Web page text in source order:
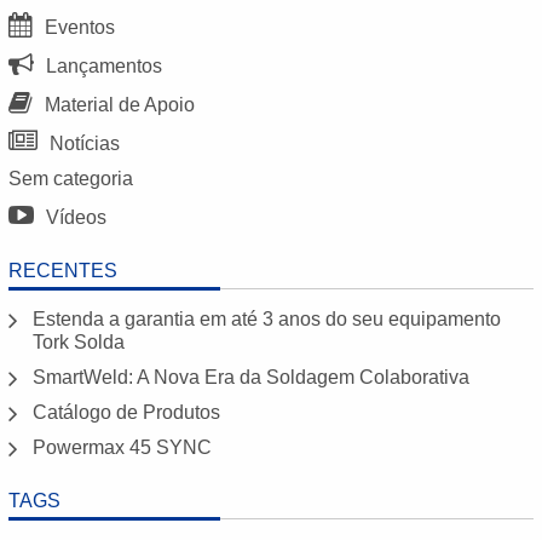
Eventos
Lançamentos
Material de Apoio
Notícias
Sem categoria
Vídeos
RECENTES
Estenda a garantia em até 3 anos do seu equipamento
Tork Solda
SmartWeld: A Nova Era da Soldagem Colaborativa
Catálogo de Produtos
Powermax 45 SYNC
TAGS